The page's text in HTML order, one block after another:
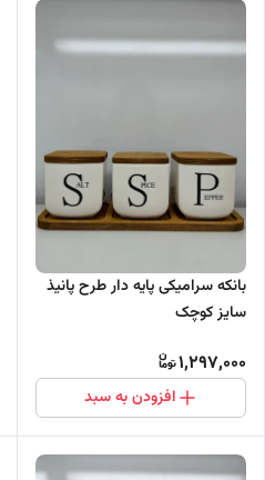
بانکه سرامیکی پایه دار طرح پانیذ
سایز کوچک
1,297,000
افزودن به سبد